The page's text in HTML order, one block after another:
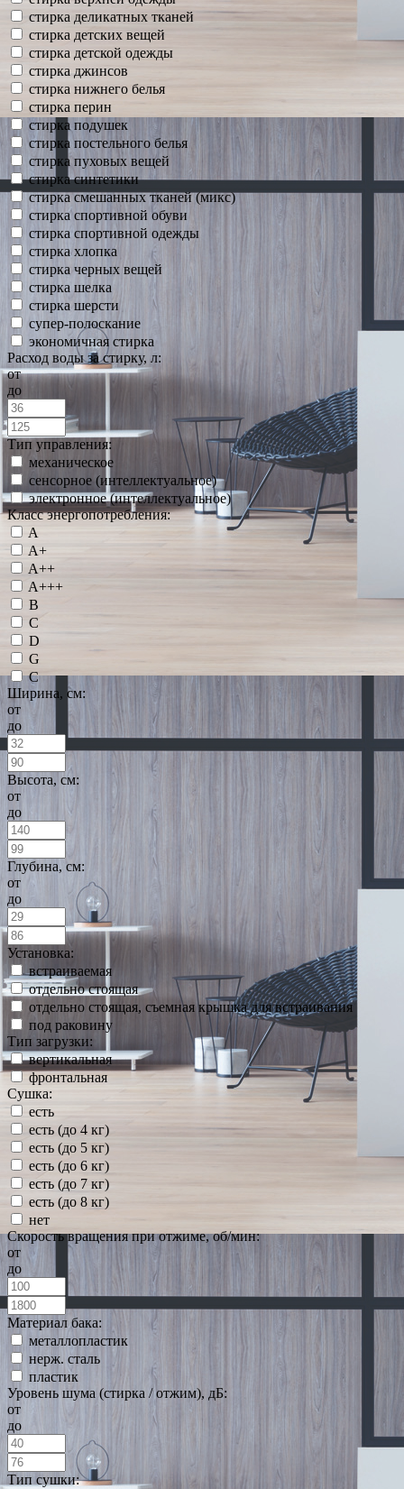
стирка деликатных тканей
стирка детских вещей
стирка детской одежды
стирка джинсов
стирка нижнего белья
стирка перин
стирка подушек
стирка постельного белья
стирка пуховых вещей
стирка синтетики
стирка смешанных тканей (микс)
стирка спортивной обуви
стирка спортивной одежды
стирка хлопка
стирка черных вещей
стирка шелка
стирка шерсти
супер-полоскание
экономичная стирка
Расход воды за стирку, л:
от
до
Тип управления:
механическое
сенсорное (интеллектуальное)
электронное (интеллектуальное)
Класс энергопотребления:
A
A+
A++
A+++
B
C
D
G
С
Ширина, см:
от
до
Высота, см:
от
до
Глубина, см:
от
до
Установка:
встраиваемая
отдельно стоящая
отдельно стоящая, съемная крышка для встраивания
под раковину
Тип загрузки:
вертикальная
фронтальная
Сушка:
есть
есть (до 4 кг)
есть (до 5 кг)
есть (до 6 кг)
есть (до 7 кг)
есть (до 8 кг)
нет
Скорость вращения при отжиме, об/мин:
от
до
Материал бака:
металлопластик
нерж. сталь
пластик
Уровень шума (стирка / отжим), дБ:
от
до
Тип сушки: